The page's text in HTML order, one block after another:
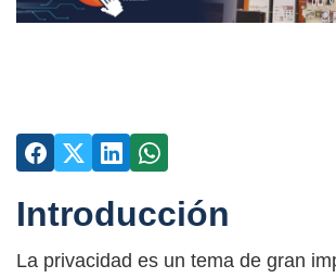
Introducción
La privacidad es un tema de gran